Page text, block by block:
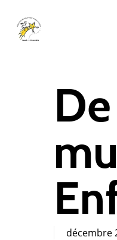
main
décembre